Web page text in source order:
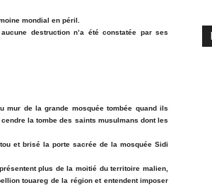
mondial en péril.
destruction n’a été constatée par ses
de la grande mosquée tombée quand ils
la tombe des saints musulmans dont les
et brisé la porte sacrée de la mosquée Sidi
plus de la moitié du territoire malien,
touareg de la région et entendent imposer